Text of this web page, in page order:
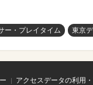
ー・プレイタイム 東京
アクセスデータの利用